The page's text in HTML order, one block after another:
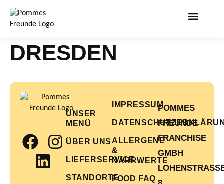
DRESDEN
UNSER
MENÜ
ÜBER UNS
LIEFERSERVICE
STANDORTE
IMPRESSUM
ALLERGENE
&
NÄHRWERTE
FOOD FAQ
POMMES
FREUNDE
FRANCHISE
GMBH
LOHENSTRASSE